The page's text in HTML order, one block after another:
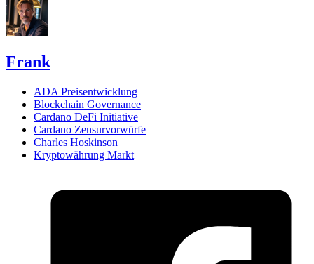
Frank
ADA Preisentwicklung
Blockchain Governance
Cardano DeFi Initiative
Cardano Zensurvorwürfe
Charles Hoskinson
Kryptowährung Markt